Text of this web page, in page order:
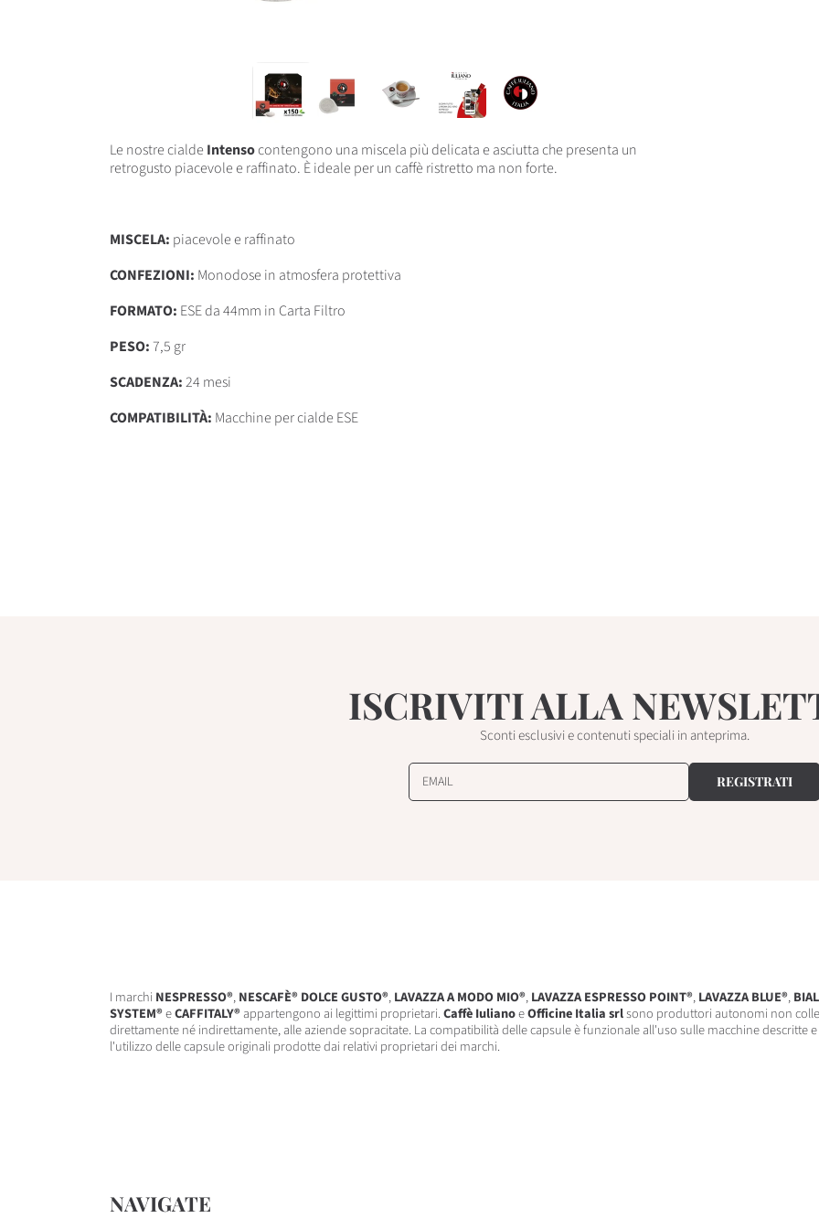
Le nostre cialde Intensocontengono una miscela più delicata e asciutta che presenta un
retrogusto piacevole e raffinato. Èideale per un caffè ristretto ma non forte.
MISCELA: piacevole e raffinato
CONFEZIONI: Monodose in atmosfera protettiva
FORMATO: ESE da 44mm in Carta Filtro
PESO: 7,5 gr
SCADENZA:24 mesi
COMPATIBILITÀ: Macchine per cialde ESE
ISCRIVITI ALLA
Sconti esclusivi e contenuti speciali in anteprima.
EMAIL REGISTRATI
I marchi NESPRESSO®,NESCAFÈ® DOLCE GUSTO®,LAVAZZA A MODO MIO®,LAVAZZA ESPRESSO POINT®,LAVAZZA BLUE®,
SYSTEM®eCAFFITALY®appartengono ai legittimi proprietari.Caffè IulianoeOfficine Italia srlsono produttori autonomi non
direttamente né indirettamente, alle aziende sopracitate. La compatibilità delle capsule è funzionale all'uso sulle macchine descritte
l'utilizzo delle capsule originali prodotte dai relativi proprietari dei marchi.
NAVIGATE